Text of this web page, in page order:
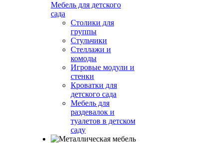
Мебель для детского
сада
Столики для
группы
Стульчики
Стеллажи и
комоды
Игровые модули и
стенки
Кроватки для
детского сада
Мебель для
раздевалок и
туалетов в детском
саду